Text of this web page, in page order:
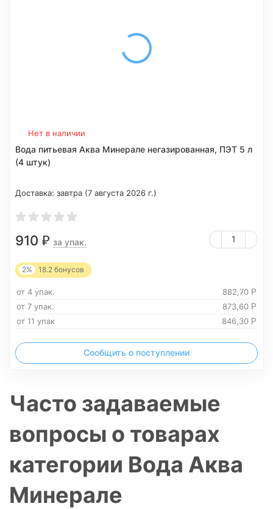
Нет в наличии
Вода питьевая Аква Минерале негазированная, ПЭТ 5 л
(4 штук)
Доставка: завтра (7 августа 2026 г.)
910 ₽ за упак.
2% 18.2 бонусов
от 4 упак. 882,70 Р
от 7 упак. 873,60 Р
от 11 упак 846,30 Р
Сообщить о поступлении
Часто задаваемые
вопросы о товарах
категории Вода Аква
Минерале